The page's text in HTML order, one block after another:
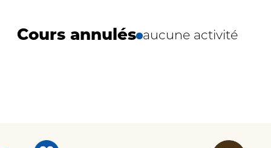
Cours annulés aucune activité